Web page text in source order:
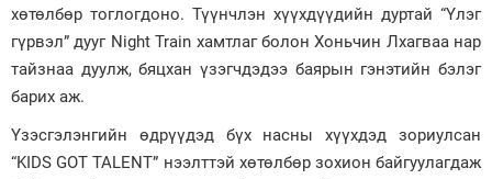
хөтөлбөр тоглогдоно. Түүнчлэн хүүхдүүдийн дуртай “Үлэг
гүрвэл” дууг Night Train хамтлаг болон Хоньчин Лхагваа нар
тайзнаа дуулж, бяцхан үзэгчдэдээ баярын гэнэтийн бэлэг
барих аж.
Үзэсгэлэнгийн өдрүүдэд бүх насны хүүхдэд зориулсан
“KIDS GOT TALENT” нээлттэй хөтөлбөр зохион байгуулагдаж